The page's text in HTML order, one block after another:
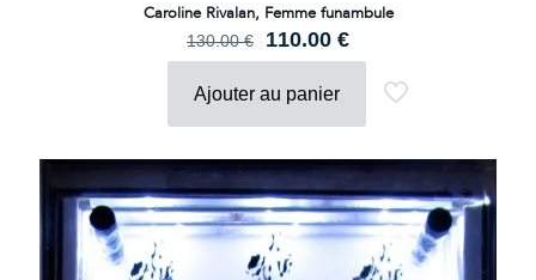
Caroline Rivalan, Femme funambule
130.00€
Le
prix
était :
130.00 €.
110.00 €Le
prix
actuel
110.00 €.
Ajouter au panier